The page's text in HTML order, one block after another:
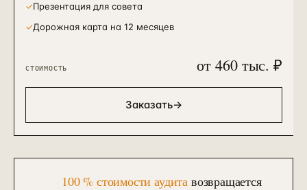
✓Презентация для совета
✓Дорожная карта на 12 месяцев
СТОИМОСТЬ от 460 тыс. ₽
Заказать→
100 % стоимости аудита возвращается